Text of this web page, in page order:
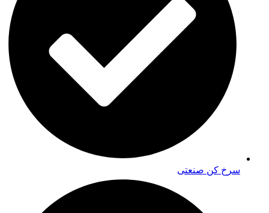
سرخ کن صنعتی